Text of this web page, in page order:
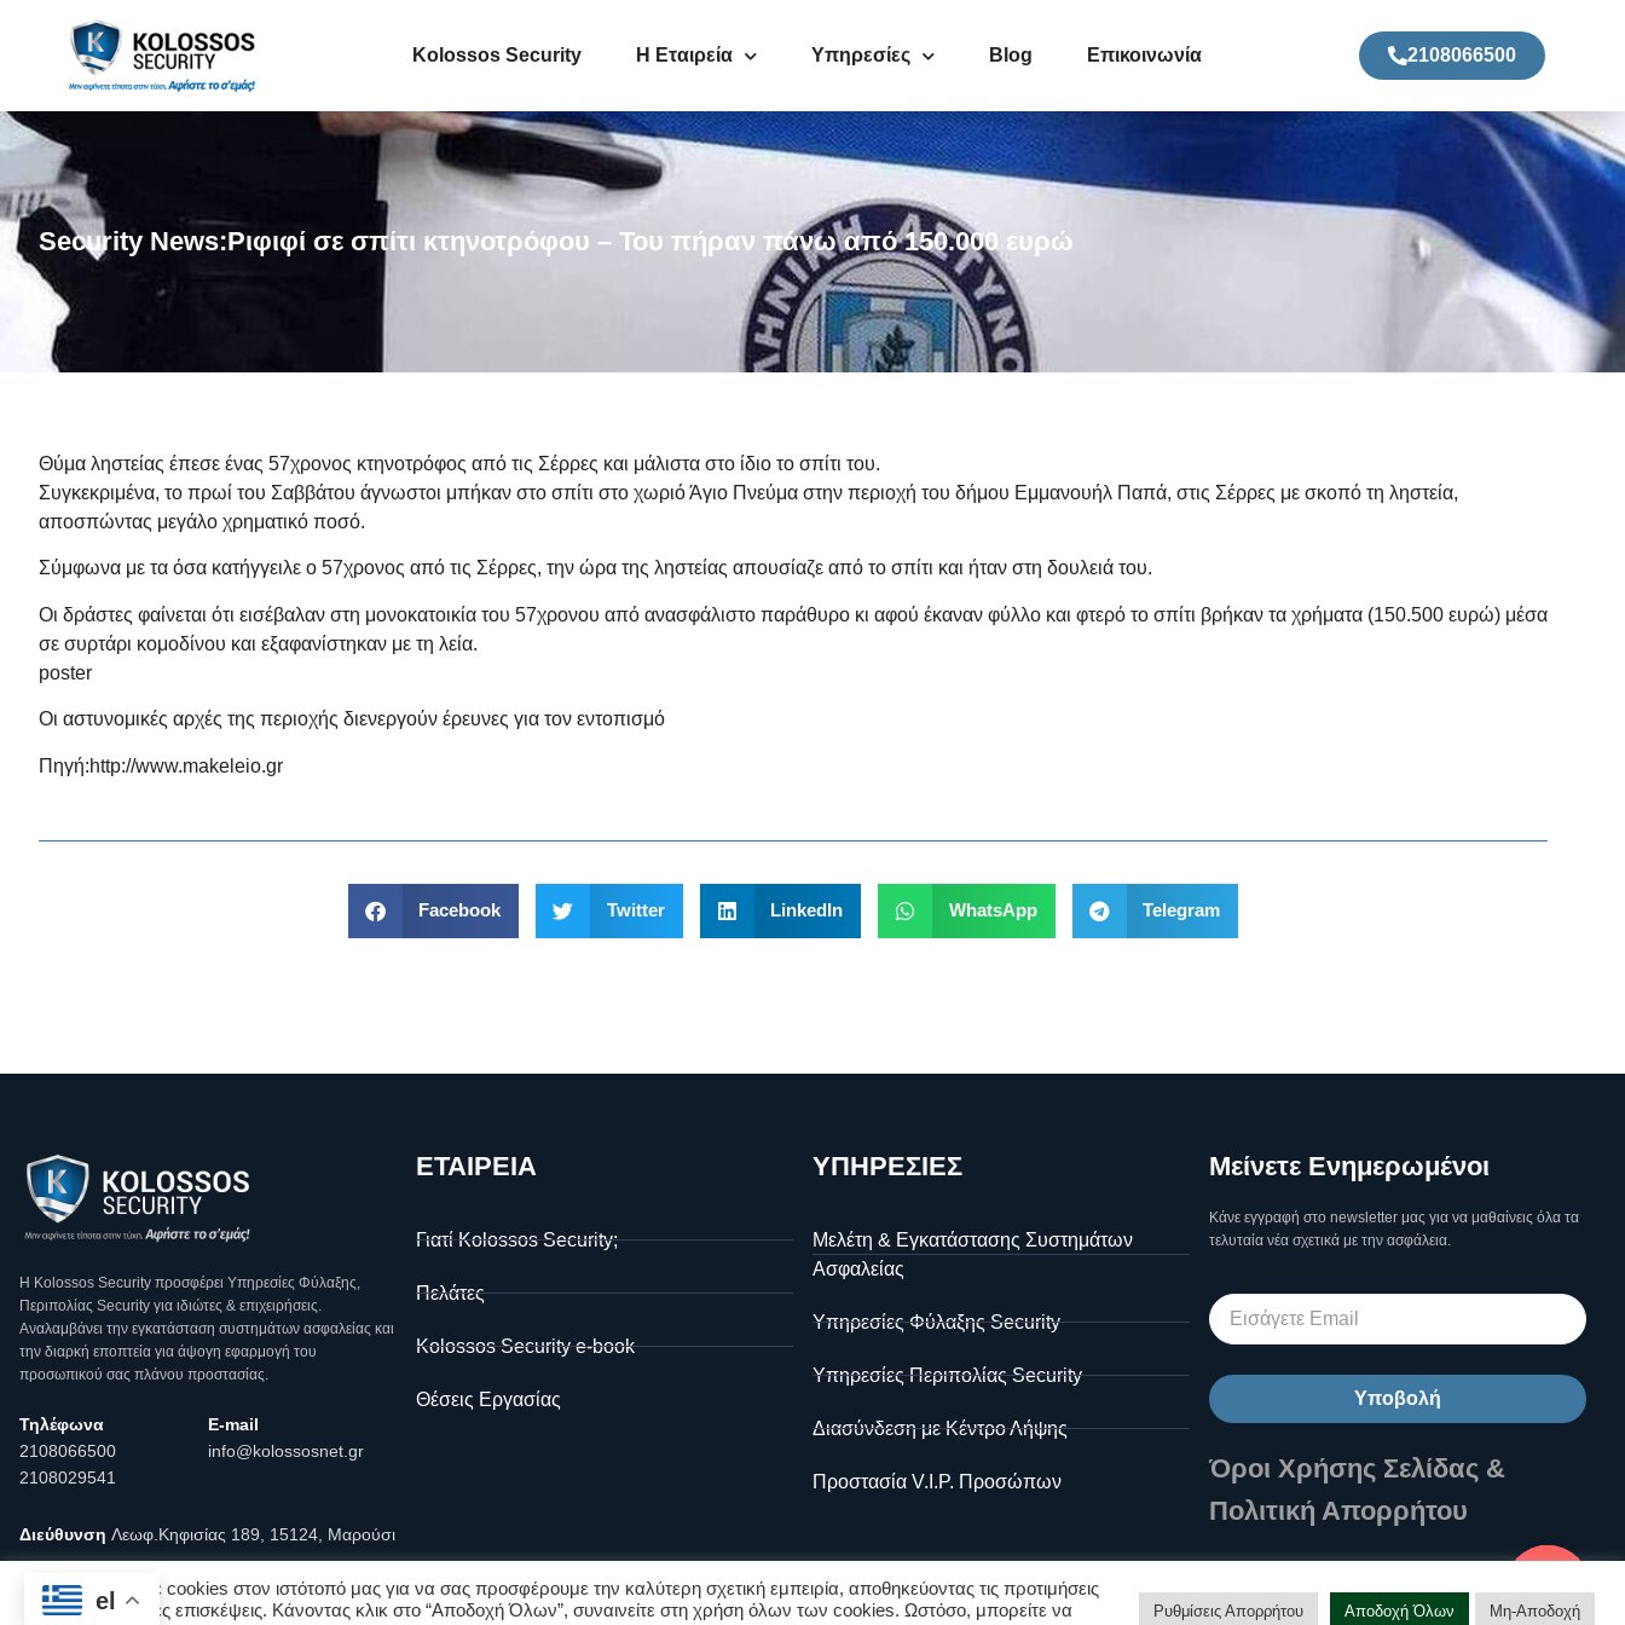
Kolossos Security Η Εταιρεία Υπηρεσίες Blog Επικοινωνία 2108066500
Security News:Ριφιφί σε σπίτι κτηνοτρόφου – Του πήραν πάνω από 150.000 ευρώ
Θύμα ληστείας έπεσε ένας 57χρονος κτηνοτρόφος από τις Σέρρες και μάλιστα στο ίδιο το σπίτι του.
Συγκεκριμένα, το πρωί του Σαββάτου άγνωστοι μπήκαν στο σπίτι στο χωριό Άγιο Πνεύμα στην περιοχή του δήμου Εμμανουήλ Παπά, στις Σέρρες με σκοπό τη ληστεία,
αποσπώντας μεγάλο χρηματικό ποσό.
Σύμφωνα με τα όσα κατήγγειλε ο 57χρονος από τις Σέρρες, την ώρα της ληστείας απουσίαζε από το σπίτι και ήταν στη δουλειά του.
Οι δράστες φαίνεται ότι εισέβαλαν στη μονοκατοικία του 57χρονου από ανασφάλιστο παράθυρο κι αφού έκαναν φύλλο και φτερό το σπίτι βρήκαν τα χρήματα (150.500 ευρώ) μέσα
σε συρτάρι κομοδίνου και εξαφανίστηκαν με τη λεία.
poster
Οι αστυνομικές αρχές της περιοχής διενεργούν έρευνες για τον εντοπισμό
Πηγή:http://www.makeleio.gr
Facebook Twitter LinkedIn WhatsApp Telegram
Η Κοlossos Security προσφέρει Υπηρεσίες Φύλαξης,
Περιπολίας Security για ιδιώτες & επιχειρήσεις.
Αναλαμβάνει την εγκατάσταση συστημάτων ασφαλείας και
την διαρκή εποπτεία για άψογη εφαρμογή του
προσωπικού σας πλάνου προστασίας.
Τηλέφωνα
2108066500
2108029541
E-mail
info@kolossosnet.gr
Διεύθυνση Λεωφ.Κηφισίας 189, 15124, Μαρούσι
ΕΤΑΙΡΕΙΑ
Γιατί Kolossos Security;
Πελάτες
Kolossos Security e-book
Θέσεις Εργασίας
ΥΠΗΡΕΣΙΕΣ
Μελέτη & Εγκατάστασης Συστημάτων
Ασφαλείας
Υπηρεσίες Φύλαξης Security
Υπηρεσίες Περιπολίας Security
Διασύνδεση με Κέντρο Λήψης
Προστασία V.I.P. Προσώπων
Μείνετε Ενημερωμένοι
Κάνε εγγραφή στο newsletter μας για να μαθαίνεις όλα τα
τελυταία νέα σχετικά με την ασφάλεια.
Υποβολή
Όροι Χρήσης Σελίδας &
Πολιτική Απορρήτου
Χρησιμοποιούμε cookies στον ιστότοπό μας για να σας προσφέρουμε την καλύτερη σχετική εμπειρία, αποθηκεύοντας τις προτιμήσεις
σας για επόμενες επισκέψεις. Κάνοντας κλικ στο “Αποδοχή Όλων”, συναινείτε στη χρήση όλων των cookies. Ωστόσο, μπορείτε να
Ρυθμίσεις Απορρήτου Αποδοχή Όλων Μη-Αποδοχή
el
Επικοινωνήστε μαζί μας!